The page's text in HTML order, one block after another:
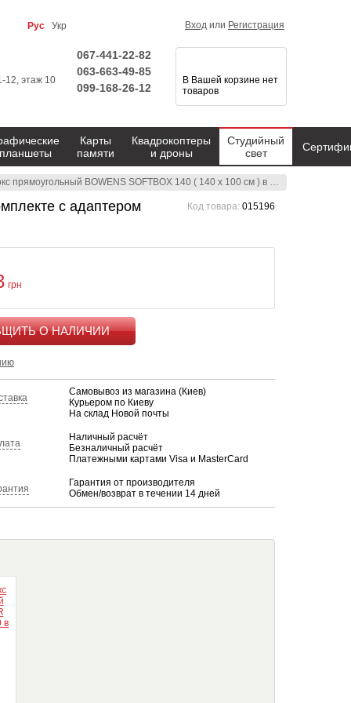
BOWENS SOFTBOX 140 ( 140 x 100 см ) в комплекте с адаптером (BW-1685)
с адаптером Код товара: 015196
грн
Самовывоз из магазина (Киев)
Курьером по Киеву
На склад Новой почты
Наличный расчёт
Безналичный расчёт
Платежными картами Visa и MasterCard
Гарантия от производителя
Обмен/возврат в течении 14 дней
Рус Укр Вход или Регистрация
12, этаж 10
067-441-22-82
063-663-49-85
099-168-26-12
В Вашей корзине нет
товаров
планшеты
Карты
памяти
Квадрокоптеры
и дроны
Студийный
свет